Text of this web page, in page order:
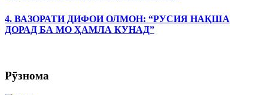
4. ВАЗОРАТИ ДИФОИ ОЛМОН: “РУСИЯ НАҚША
ДОРАД БА МО ҲАМЛА КУНАД”
Рӯзнома